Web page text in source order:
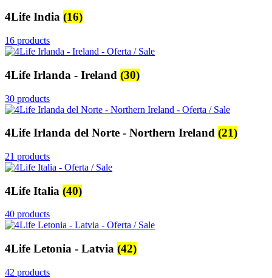
4Life India (16)
16 products
4Life Irlanda - Ireland (30)
30 products
4Life Irlanda del Norte - Northern Ireland (21)
21 products
4Life Italia (40)
40 products
4Life Letonia - Latvia (42)
42 products